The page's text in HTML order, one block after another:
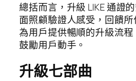
總括而言，升級 LIKE 通證
面照顧驗證人感受，回饋
為用戶提供暢順的升級流
鼓勵用戶動手。
升級七部曲